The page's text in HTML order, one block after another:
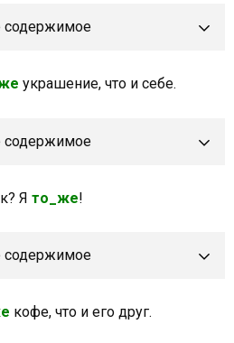
содержимое
украшение, что и себе.
содержимое
Я то_же!
содержимое
кофе, что и его друг.